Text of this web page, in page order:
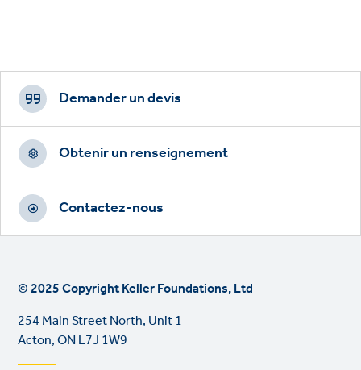
Footer
CTAs
Demander un devis
Obtenir un renseignement
Contactez-nous
© 2025 Copyright Keller Foundations, Ltd
254 Main Street North, Unit 1
Acton, ON L7J 1W9